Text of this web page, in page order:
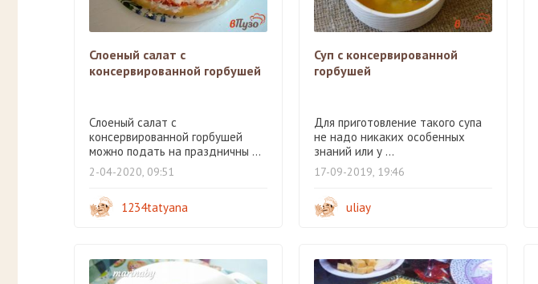
Слоеный салат с
консервированной горбушей
Слоеный салат с
консервированной горбушей
можно подать на праздничны ...
2-04-2020, 09:51
1234tatyana
Суп с консервированной
горбушей
Для приготовление такого супа
не надо никаких особенных
знаний или у ...
17-09-2019, 19:46
uliay